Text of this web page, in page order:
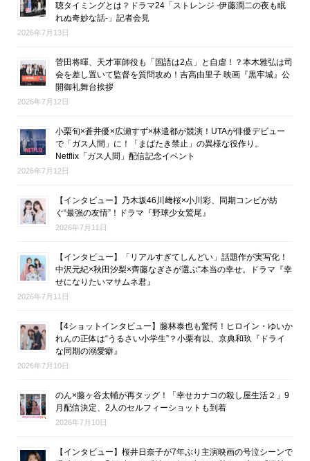
聴タイミングとは？ドラマ24「ストレンジ -伊藤潤二の夜も眠
れぬ奇妙な話-」記者会見
2026年7月13日
菅田将暉、天才軍師役も「国語は2点」と自虐！？本木雅弘は司
会を差し置いて監督を質問攻め！吉高由里子 映画『黒牢城』公
開御礼舞台挨拶
2026年7月12日
小栗旬×蒼井優×広瀬すず×林遣都が競演！UTAが俳優デビュー
で「ガス人間」に！「まばたき禁止」の異様な役作り。
Netflix「ガス人間」配信記念イベント
2026年7月12日
【インタビュー】乃木坂46川﨑桜×小川彩、同期コンビが紡
ぐ“最強の友情”！ドラマ『野球少女鷲尾』
2026年7月11日
【インタビュー】「リアルすぎてしんどい」話題作が実写化！
中沢元紀×秋田汐梨×齊藤なぎさが選ぶ“本当の幸せ。ドラマ『幸
せになりたいマサムネ君』
2026年7月11日
【4ショットインタビュー】藤林泰也も驚愕！ヒロイン・ゆいか
れんの正体は“うるさい小学生”？小栗有以、京典和玖『ドライ
な同期の溺愛癖』
2026年7月10日
のん×藤ヶ谷太輔が再タッグ！「幸せカナコの殺し屋生活２」9
月配信決定、2人のセルフィーショットも到着
2026年7月10日
【インタビュー】桜井日奈子が7年ぶり主演映画の号泣シーンで